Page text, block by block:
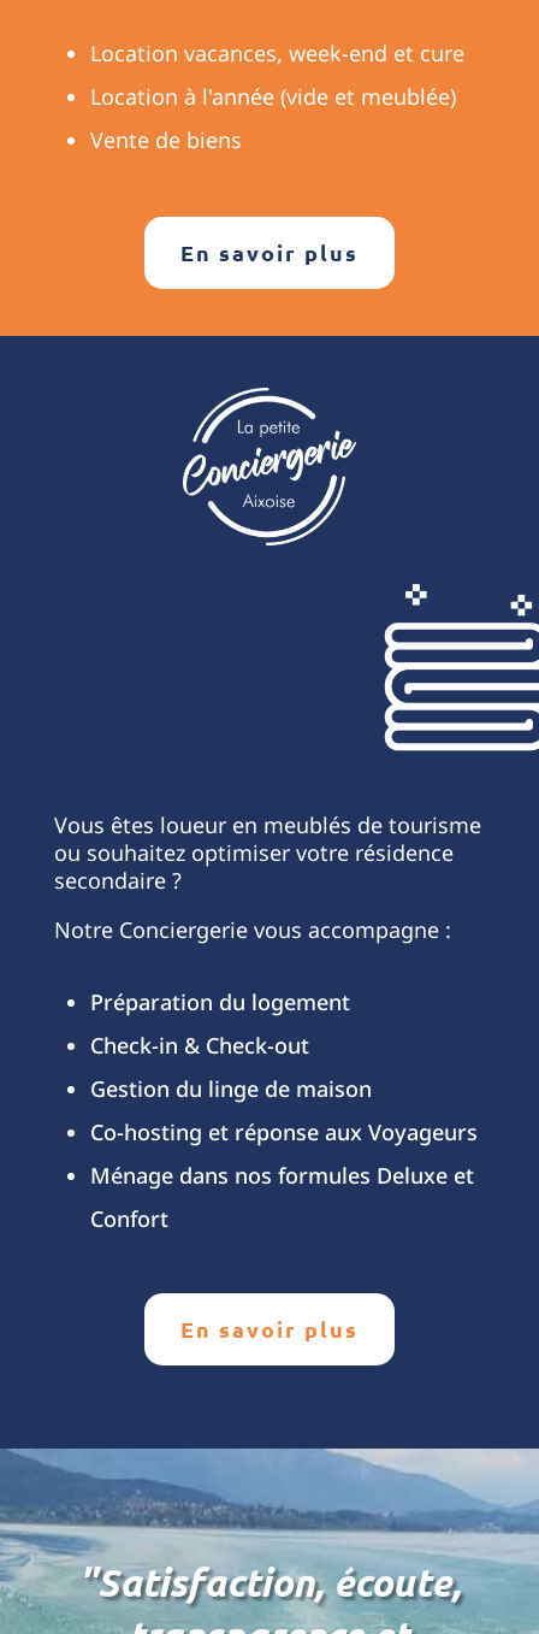
Location vacances, week-end et cure
Location à l'année (vide et meublée)
Vente de biens
En savoir plus
Vous êtes loueur en meublés de tourisme
ou souhaitez optimiser votre résidence
secondaire ?
Notre Conciergerie vous accompagne :
Préparation du logement
Check-in & Check-out
Gestion du linge de maison
Co-hosting et réponse aux Voyageurs
Ménage dans nos formules Deluxe et
Confort
En savoir plus
"Satisfaction, écoute,